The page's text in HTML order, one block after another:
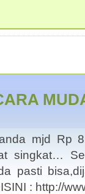
mjd Rp
singkat…
pasti
: http://